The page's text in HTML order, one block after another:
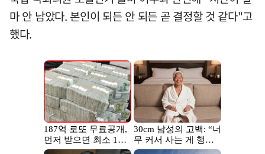
마 안 남았다. 본인이 되든 안 되든 곧 결정할 것 같다"고
했다.